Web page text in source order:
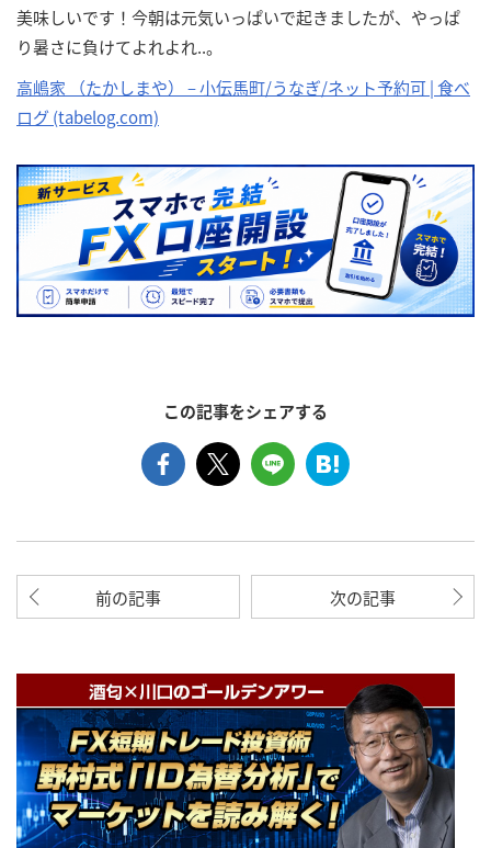
美味しいです！今朝は元気いっぱいで起きましたが、やっぱ
り暑さに負けてよれよれ..。
高嶋家 （たかしまや） – 小伝馬町/うなぎ/ネット予約可 | 食べ
ログ (tabelog.com)
この記事をシェアする
前の記事 次の記事